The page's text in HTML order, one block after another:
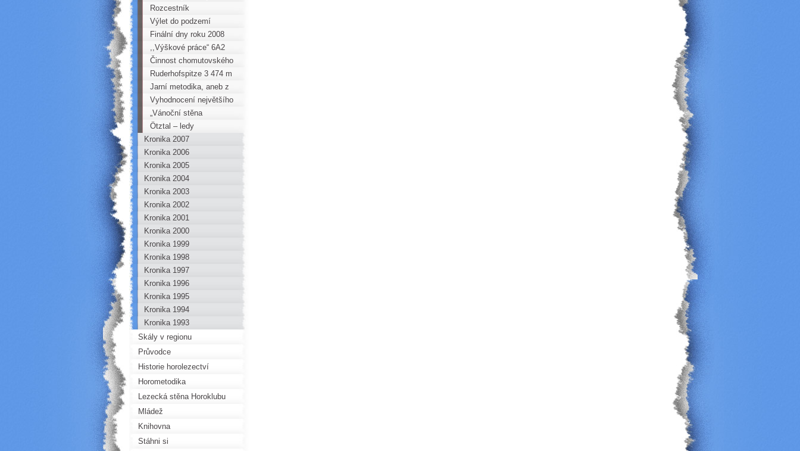
Rozcestník
Výlet do podzemí
Finální dny roku 2008
,,Výškové práce“ 6A2
Jezerka
Činnost chomutovského
kroužku mládeže v roce
2008
Ruderhofspitze 3 474 m
Jarní metodika, aneb z
vašich dopisů
Vyhodnocení největšího
Škodiče Horoklubu
Chomutov za rok 2008
„Vánoční stěna
Horoklubu“ pro mládež
našich HOROkroužků
Ötztal – ledy
Kronika 2007
Kronika 2006
Kronika 2005
Kronika 2004
Kronika 2003
Kronika 2002
Kronika 2001
Kronika 2000
Kronika 1999
Kronika 1998
Kronika 1997
Kronika 1996
Kronika 1995
Kronika 1994
Kronika 1993
Skály v regionu
Průvodce
Historie horolezectví
Horometodika
Lezecká stěna Horoklubu
Mládež
Knihovna
Stáhni si